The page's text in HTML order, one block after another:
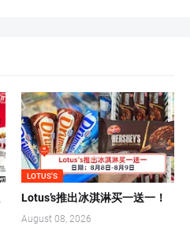
LOTUS'S
Lotus’s推出冰淇淋买一送一！
August 08, 2026